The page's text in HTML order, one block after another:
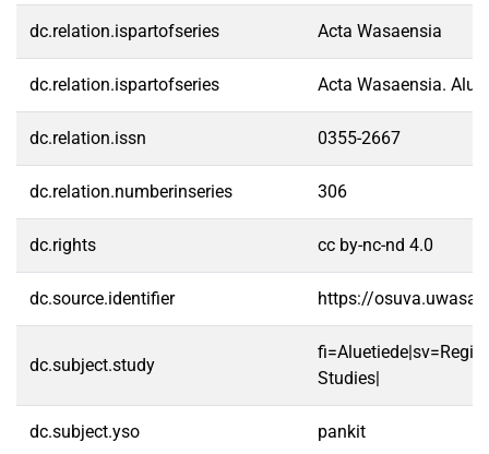
dc.relation.ispartofseries Acta Wasaensia
dc.relation.ispartofseries Acta Wasaensia.
dc.relation.issn 0355-2667
dc.relation.numberinseries 306
dc.rights cc by-nc-nd 4.0
dc.source.identifier https://
dc.subject.study
Studies|
dc.subject.yso pankit